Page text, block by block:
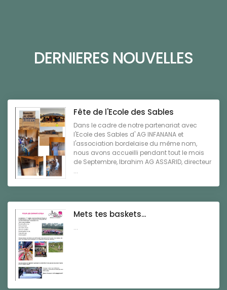
DERNIERES NOUVELLES
Fête de l'Ecole des Sables
Dans le cadre de notre partenariat avec
l'Ecole des Sables d' AG INFANANA et
l'association bordelaise du même nom,
nous avons accueilli pendant tout le mois
de Septembre, Ibrahim AG ASSARID, directeur
...
Mets tes baskets...
...